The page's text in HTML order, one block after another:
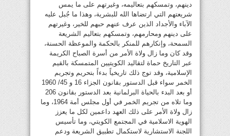
دينهم، وتمسكهم بتعاليمه، وغيرتهم على ما يمس
شريعتهم التي ارتضاها الله للبشرية، وهذا ما جُبل عليه
الآباء والأجداد الذين عرف عنهم حبهم للخير، وغيرتهم
على دينهم ومحارمهم، وتمسكهم بتعاليم الشريعة
السمحة، وإنكارهم للمنكر بالحكمة والموعظة الحسنة،
وقد كان وما زال ولاة الأمر من أسرة الصباح الكريمة
عبر التاريخ حماة لتقاليد الكويتيين المتمسكة بالقيم
الإسلامية، وقد توج ذلك تاريخياً بدءاً بتحريم وتجريم
الخمر سواء قبل الدستور بقانون الجزاء 16 و 45/ 1960
أو بعد البدء بالحياة البرلمانية بعد الدستور بقانون 206
وما تلاه من تجريم الخمر في أول مجلس أمة 1964، وما
زال ولاة الأمر على ذلك العهد داعمين لكل ما يعزز
الهوية الاسلامية في المجتمع الكويتي، وما تأسيس
اللجنة الاستشارية لاستكمال تطبيق الشريعة ودعم